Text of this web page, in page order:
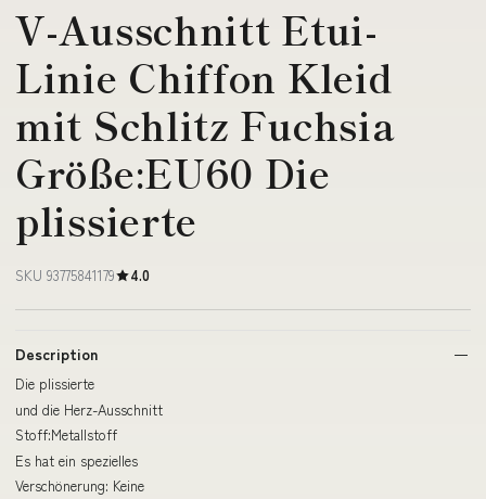
V-Ausschnitt Etui-
Linie Chiffon Kleid
mit Schlitz Fuchsia
Größe:EU60 Die
plissierte
SKU 93775841179 4.0
Description
Die plissierte
und die Herz-Ausschnitt
Stoff:Metallstoff
Es hat ein spezielles
Verschönerung: Keine